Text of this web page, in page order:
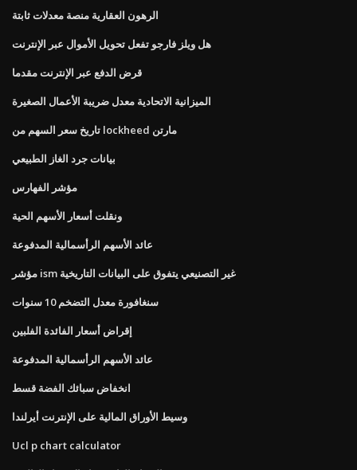
الرهون العقارية منصة معدلات ثابتة
هل ويلز فارجو تفعل تحويل الأموال عبر الإنترنت
قرض الدفع عبر الإنترنت مقدما
الميزانية الاتحادية معدل ضريبة الأعمال الصغيرة
تاريخ سعر السهم من lockheed مارتن
بيانات جرد الغاز الطبيعي
مؤشر الفهارس
ونقلت أسعار الأسهم الحية
عائد الأسهم الرأسمالية المدفوعة
مؤشر ism غير التصنيعي يتفوق على البيانات التاريخية
سنغافورة معدل التضخم 10 سنوات
إقراض أسعار الفائدة الفلبين
عائد الأسهم الرأسمالية المدفوعة
انخفاض سبائك الفضة قسط
وسيط الأوراق المالية على الإنترنت أيرلندا
Ucl p chart calculator